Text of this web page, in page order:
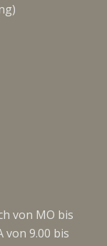
von MO bis
von 9.00 bis